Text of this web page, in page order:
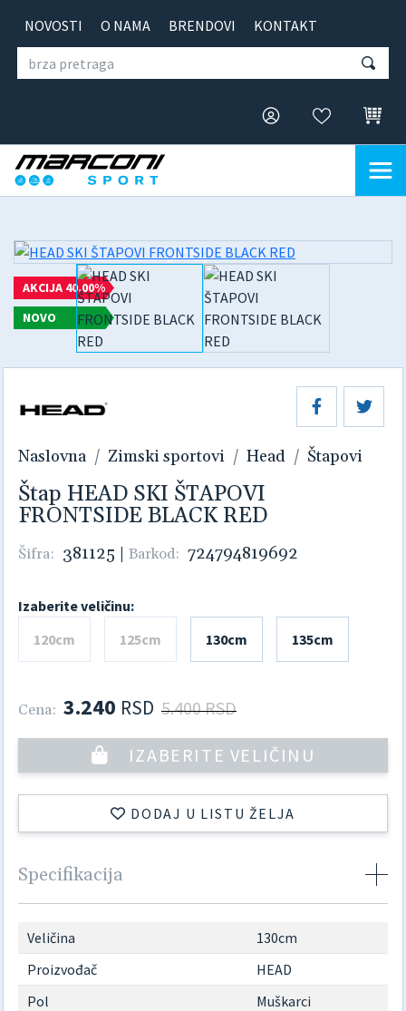
NOVOSTI O NAMA BRENDOVI KONTAKT
AKCIJA 40.00%
NOVO
Naslovna Zimski sportovi Head Štapovi
Štap HEAD SKI ŠTAPOVI
FRONTSIDE BLACK RED
Šifra: 381125 | Barkod: 724794819692
Izaberite veličinu:
120cm
125cm 130cm 135cm
Cena: 3.240 RSD 5.400 RSD
IZABERITE VELIČINU
DODAJ U LISTU ŽELJA
Specifikacija
Veličina
130cm
Proizvođač
HEAD
Pol
Muškarci